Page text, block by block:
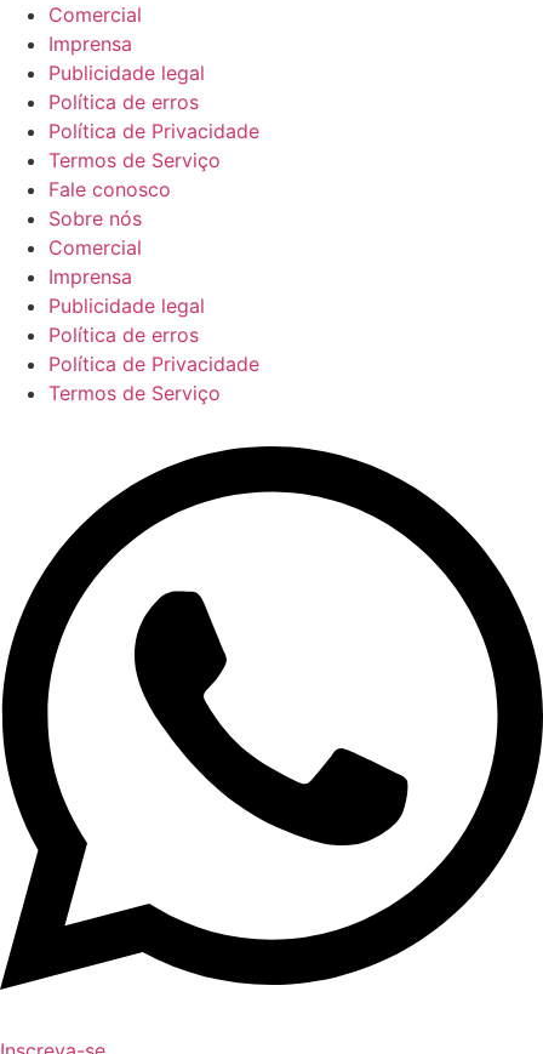
Comercial
Imprensa
Publicidade legal
Política de erros
Política de Privacidade
Termos de Serviço
Fale conosco
Sobre nós
Comercial
Imprensa
Publicidade legal
Política de erros
Política de Privacidade
Termos de Serviço